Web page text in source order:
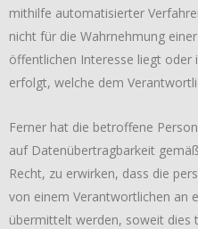
mithilfe automatisierter
nicht für die Wahrnehmung
öffentlichen Interesse liegt oder
erfolgt, welche dem
Ferner hat die betroffene
auf Datenübertragbarkeit
Recht, zu erwirken, dass die
von einem Verantwortlichen an
übermittelt werden, soweit dies